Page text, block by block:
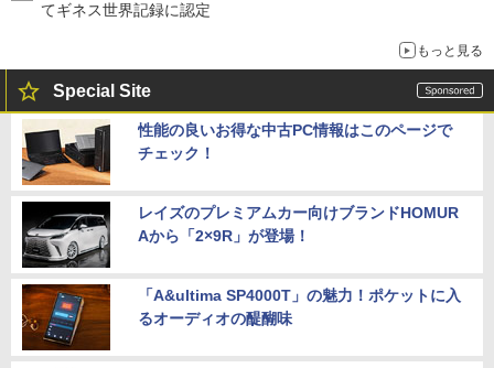
てギネス世界記録に認定
もっと見る
Special Site
性能の良いお得な中古PC情報はこのページで
チェック！
レイズのプレミアムカー向けブランドHOMUR
Aから「2×9R」が登場！
「A&ultima SP4000T」の魅力！ポケットに入
るオーディオの醍醐味